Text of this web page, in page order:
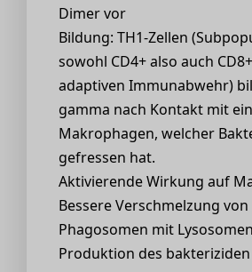
Dimer vor
Bildung: TH1-Zellen
sowohl CD4+ also auch
adaptiven Immunabwehr)
gamma nach Kontakt mit
Makrophagen, welcher
gefressen hat.
Aktivierende Wirkung auf
Bessere Verschmelzung von
Phagosomen mit Lysosomen
Produktion des bakteriziden